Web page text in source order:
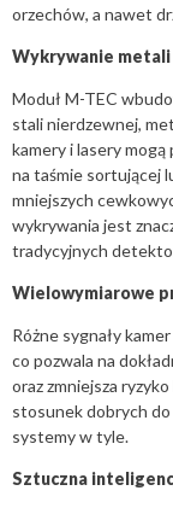
orzechów, a nawet
Wykrywanie metali
Moduł M-TEC
stali nierdzewnej,
kamery i lasery
na taśmie sortującej
mniejszych
wykrywania jest
tradycyjnych
Wielowymiarowe
Różne sygnały
co pozwala na
oraz zmniejsza
stosunek dobrych
systemy w tyle.
Sztuczna